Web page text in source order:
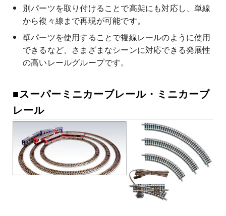
別パーツを取り付けることで高架にも対応し、単線
から複々線まで再現が可能です。
壁パーツを使用することで複線レールのように使用
できるなど、さまざまなシーンに対応できる発展性
の高いレールグループです。
■スーパーミニカーブレール・ミニカーブ
レール